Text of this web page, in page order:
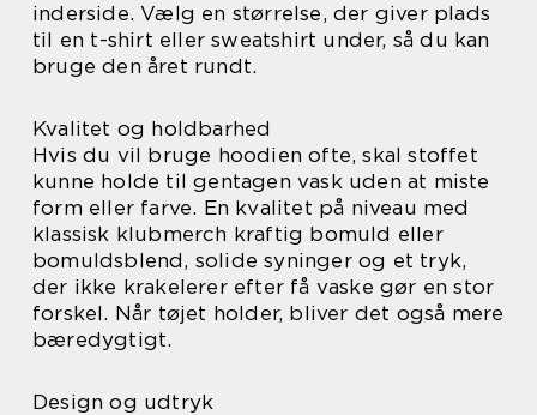
inderside. Vælg en størrelse, der giver plads
til en t-shirt eller sweatshirt under, så du kan
bruge den året rundt.
Kvalitet og holdbarhed
Hvis du vil bruge hoodien ofte, skal stoffet
kunne holde til gentagen vask uden at miste
form eller farve. En kvalitet på niveau med
klassisk klubmerch kraftig bomuld eller
bomuldsblend, solide syninger og et tryk,
der ikke krakelerer efter få vaske gør en stor
forskel. Når tøjet holder, bliver det også mere
bæredygtigt.
Design og udtryk